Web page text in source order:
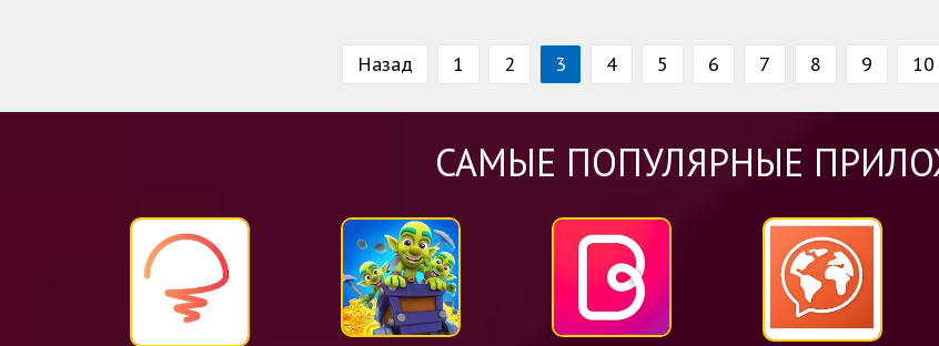
Назад 1 2 3 4 5 6 7 8 9 10
САМЫЕ ПОПУЛЯРНЫЕ